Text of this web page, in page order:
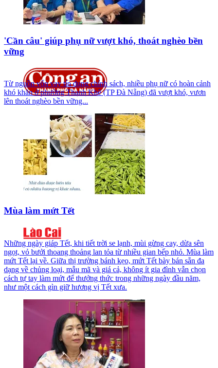
'Cần câu' giúp phụ nữ vượt khó, thoát nghèo bền
vững
Từ nguồn vốn vay tín dụng chính sách, nhiều phụ nữ có hoàn cảnh
khó khăn ở phường Thanh Khê (TP Đà Nẵng) đã vượt khó, vươn
lên thoát nghèo bền vững...
Mùa làm mứt Tết
Những ngày giáp Tết, khi tiết trời se lạnh, mùi gừng cay, dừa sên
ngọt, vỏ bưởi thoang thoảng lan tỏa từ nhiều gian bếp nhỏ. Mùa làm
mứt Tết lại về. Giữa thị trường bánh kẹo, mứt Tết bày bán sẵn đa
dạng về chủng loại, mẫu mã và giá cả, không ít gia đình vẫn chọn
cách tự tay làm mứt để thưởng thức trong những ngày đầu năm,
như một cách gìn giữ hương vị Tết xưa.